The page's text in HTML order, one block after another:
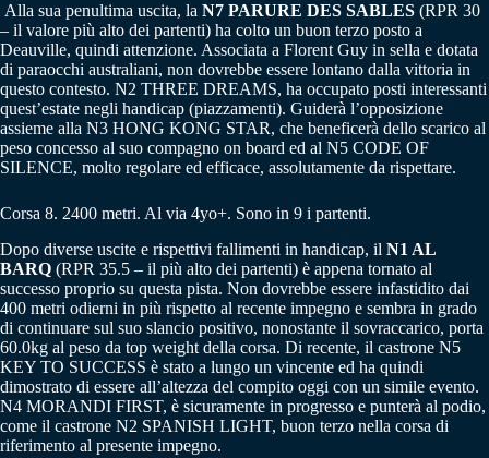
Alla sua penultima uscita, la N7 PARURE DES SABLES (RPR 30
– il valore più alto dei partenti) ha colto un buon terzo posto a
Deauville, quindi attenzione. Associata a Florent Guy in sella e dotata
di paraocchi australiani, non dovrebbe essere lontano dalla vittoria in
questo contesto. N2 THREE DREAMS, ha occupato posti interessanti
quest’estate negli handicap (piazzamenti). Guiderà l’opposizione
assieme alla N3 HONG KONG STAR, che beneficerà dello scarico al
peso concesso al suo compagno on board ed al N5 CODE OF
SILENCE, molto regolare ed efficace, assolutamente da rispettare.
Corsa 8. 2400 metri. Al via 4yo+. Sono in 9 i partenti.
Dopo diverse uscite e rispettivi fallimenti in handicap, il N1 AL
BARQ (RPR 35.5 – il più alto dei partenti) è appena tornato al
successo proprio su questa pista. Non dovrebbe essere infastidito dai
400 metri odierni in più rispetto al recente impegno e sembra in grado
di continuare sul suo slancio positivo, nonostante il sovraccarico, porta
60.0kg al peso da top weight della corsa. Di recente, il castrone N5
KEY TO SUCCESS è stato a lungo un vincente ed ha quindi
dimostrato di essere all’altezza del compito oggi con un simile evento.
N4 MORANDI FIRST, è sicuramente in progresso e punterà al podio,
come il castrone N2 SPANISH LIGHT, buon terzo nella corsa di
riferimento al presente impegno.